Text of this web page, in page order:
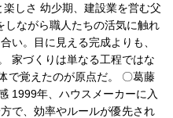
しさ 幼少期、建設業を営む父
しながら職人たちの活気に触れ
い。目に見える完成よりも、
家づくりは単なる工程ではな
で覚えたのが原点だ。 〇葛藤
1999年、ハウスメーカーに入
で、効率やルールが優先され